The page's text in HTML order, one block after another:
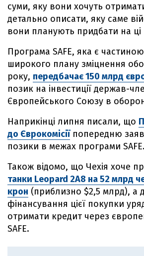
суми, яку вони хочуть отримати
детально описати, яку саме
вони планують придбати на ці
Програма SAFE, яка є
широкого плану зміцнення
року, передбачає 150 млрд
позик на інвестиції держав-
Європейського Союзу в
Наприкінці липня писали, що
до Єврокомісіїпопередню
позики в межах програми SAFE.
Також відомо, що Чехія хоче
танки Leopard 2A8 на 52 млрд
крон (приблизно $2,5 млрд), а
фінансування цієї покупки
отримати кредит через
SAFE.